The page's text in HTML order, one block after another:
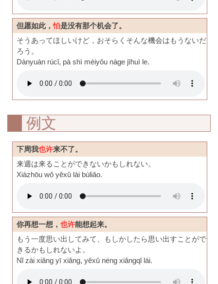
但愿如此，怕是没有那个机会了。
そうあってほしいけど，おそらくそんな機会はもうないだ
ろう。
Dànyuàn rúcǐ, pà shì méiyǒu nàge jīhuì le.
例文
下周我也许来不了。
来週は来ることができないかもしれない。
Xiàzhōu wǒ yěxǔ lái bùliǎo.
你再想一想， 也许能想起来。
もう一度思い出してみて、もしかしたら思い出すことがで
きるかもしれないよ。
Nǐ zài xiǎng yī xiǎng, yěxǔ néng xiǎngqǐ lái.